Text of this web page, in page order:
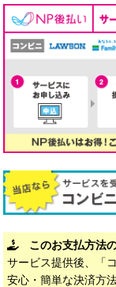
このお支払方法
サービス提供後、「
安心・簡単な決済方法